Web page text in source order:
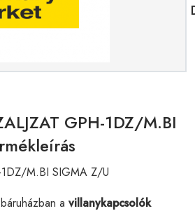
GPH-1DZ/M.BI
M.BI SIGMA Z/U
a villanykapcsolók